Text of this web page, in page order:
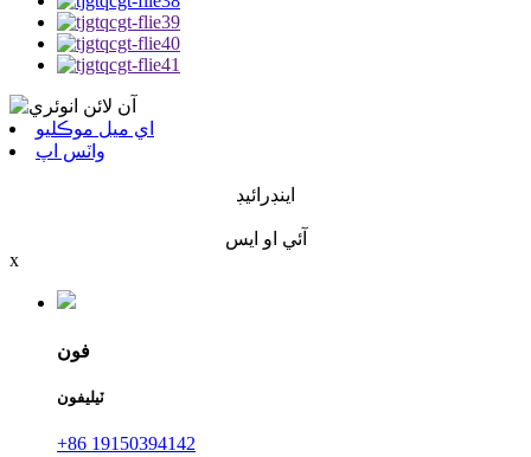
اي ميل موڪليو
واٽس اپ
اينڊرائيڊ
آئي او ايس
x
فون
ٽيليفون
+86 19150394142